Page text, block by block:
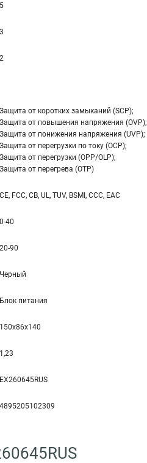
5
3
2
Защита от коротких замыканий (SCP);
Защита от повышения напряжения (OVP);
Защита от понижения напряжения (UVP);
Защита от перегрузки по току (OCP);
Защита от перегрузки (OPP/OLP);
Защита от перегрева (OTP)
CE, FCC, CB, UL, TUV, BSMI, CCC, EAC
0-40
20-90
Черный
Блок питания
150x86x140
1,23
EX260645RUS
4895205102309